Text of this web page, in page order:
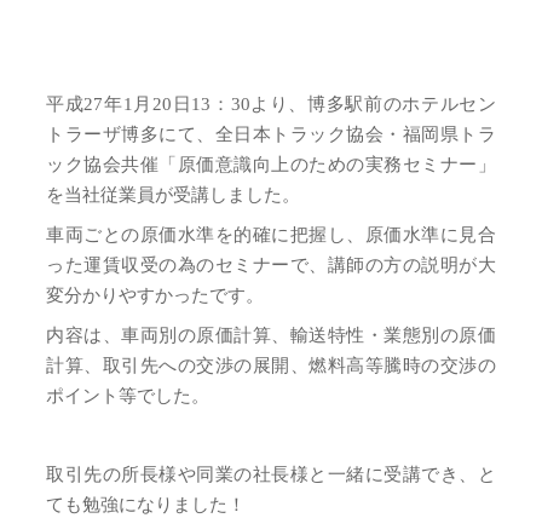
平成27年1月20日13：30より、博多駅前のホテルセン
トラーザ博多にて、全日本トラック協会・福岡県トラ
ック協会共催「原価意識向上のための実務セミナー」
を当社従業員が受講しました。
車両ごとの原価水準を的確に把握し、原価水準に見合
った運賃収受の為のセミナーで、講師の方の説明が大
変分かりやすかったです。
内容は、車両別の原価計算、輸送特性・業態別の原価
計算、取引先への交渉の展開、燃料高等騰時の交渉の
ポイント等でした。
取引先の所長様や同業の社長様と一緒に受講でき、と
ても勉強になりました！